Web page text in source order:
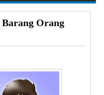
Orang